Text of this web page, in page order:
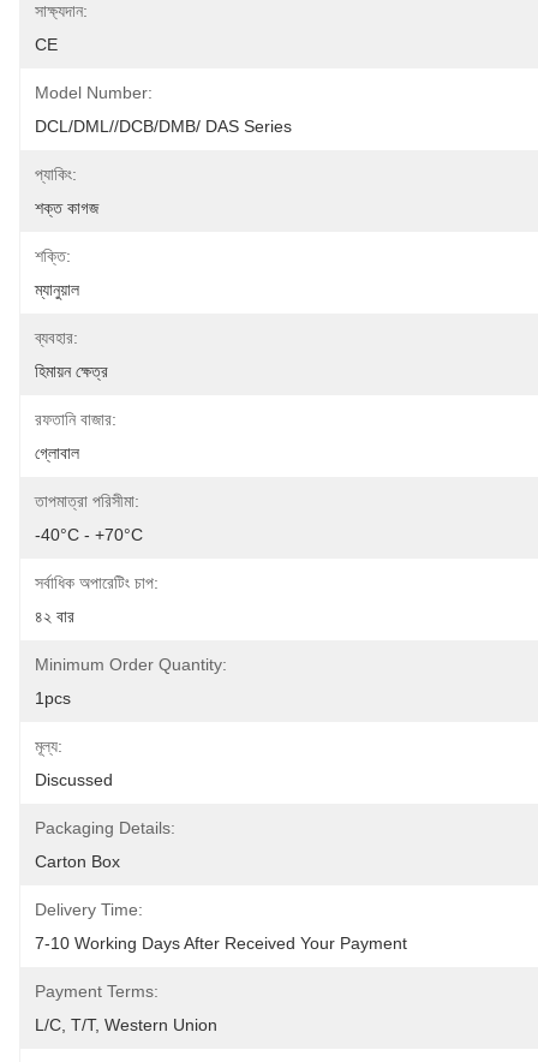
সাক্ষ্যদান:
CE
Model Number:
DCL/DML//DCB/DMB/ DAS Series
প্যাকিং:
শক্ত কাগজ
শক্তি:
ম্যানুয়াল
ব্যবহার:
হিমায়ন ক্ষেত্র
রফতানি বাজার:
গ্লোবাল
তাপমাত্রা পরিসীমা:
-40°C - +70°C
সর্বাধিক অপারেটিং চাপ:
৪২ বার
Minimum Order Quantity:
1pcs
মূল্য:
Discussed
Packaging Details:
Carton Box
Delivery Time:
7-10 Working Days After Received Your Payment
Payment Terms:
L/C, T/T, Western Union